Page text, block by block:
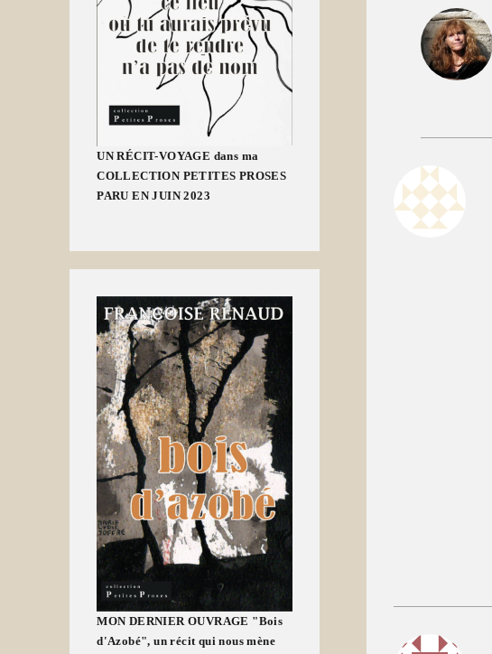
UN RÉCIT-VOYAGE dans ma
COLLECTION PETITES PROSES
PARU EN JUIN 2023
MON DERNIER OUVRAGE "Bois
d'Azobé", un récit qui nous mène